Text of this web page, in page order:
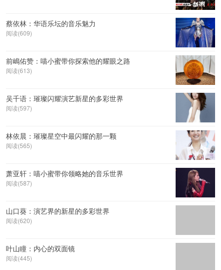
蔡依林：华语乐坛的音乐魅力
阅读(609)
前嶋佑赞：喵小蜜带你探索他的耀眼之路
阅读(613)
吴千语：璀璨闪耀演艺新星的多彩世界
阅读(597)
林依晨：璀璨星空中最闪耀的那一颗
阅读(565)
萧亚轩：喵小蜜带你领略她的音乐世界
阅读(587)
山口葵：演艺界的新星的多彩世界
阅读(620)
叶山瞳：内心的双面镜
阅读(445)